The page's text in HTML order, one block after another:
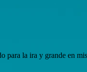
para la ira y grande en